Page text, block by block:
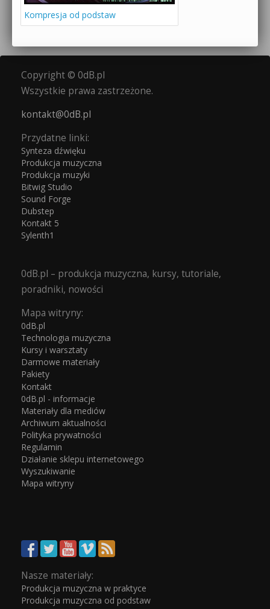
Kompresja od podstaw
Copyright © 0dB.pl
Wszystkie prawa zastrzeżone.
kontakt@0dB.pl
Przydatne linki:
Synteza dźwięku
Produkcja muzyczna
Produkcja muzyki
Bitwig Studio
Sound Forge
Dubstep
Kontakt 5
Sylenth1
0dB.pl – produkcja muzyczna, kursy, tutoriale,
poradniki, nowości
Mapa witryny:
0dB.pl
Technologia muzyczna
Kursy i warsztaty
Darmowe materiały
Pakiety
Kontakt
0dB.pl - informacje
Materiały dla mediów
Archiwum aktualności
Polityka prywatności
Regulamin
Działanie sklepu internetowego
Wyszukiwanie
Mapa witryny
Nasze materiały:
Produkcja muzyczna w praktyce
Produkcja muzyczna od podstaw